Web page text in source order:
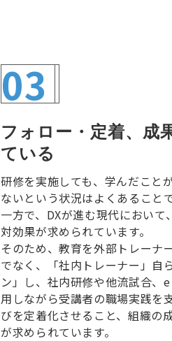
03
フォロー・定着、成
ている
研修を実施しても、学んだこと
ないという状況はよくあることで
一方で、DXが進む現代において
対効果が求められています。
そのため、教育を外部トレーナ
でなく、「社内トレーナー」自
ン」し、社内研修や他流試合、
用しながら受講者の職場実践を
びを定着化させること、組織の
が求められています。